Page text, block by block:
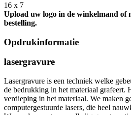
16 x 7
Upload uw logo in de winkelmand of
bestelling.
Opdrukinformatie
lasergravure
Lasergravure is een techniek welke
de bedrukking in het materiaal grafeert.
verdieping in het materiaal. We maken
computergestuurde lasers, die heel